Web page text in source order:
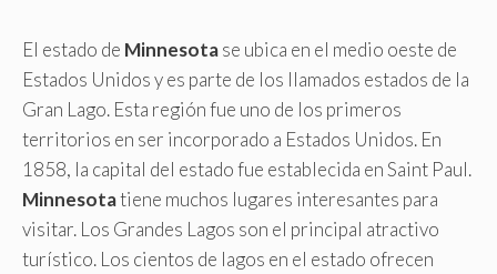
El estado de Minnesotase ubica en el medio oeste de
Estados Unidos y es parte de los llamados estados de la
Gran Lago. Esta región fue uno de los primeros
territorios en ser incorporado a Estados Unidos. En
1858, la capital del estado fue establecida en Saint Paul.
Minnesotatiene muchos lugares interesantes para
visitar. Los Grandes Lagos son el principal atractivo
turístico. Los cientos de lagos en el estado ofrecen